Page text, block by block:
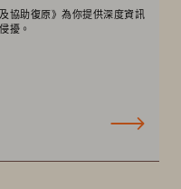
協助復原》為你提供深度資訊
擾。